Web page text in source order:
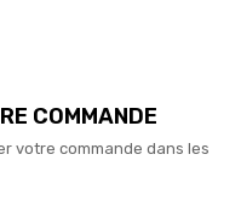
COMMANDE
votre commande dans les